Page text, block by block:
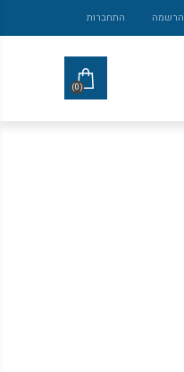
הרשמה התחברות
(0)